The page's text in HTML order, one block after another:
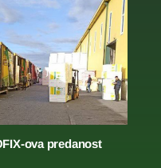
ova predanost